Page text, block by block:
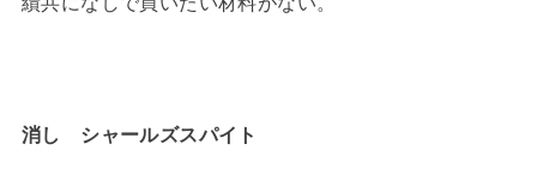
消し シャールズスパイト